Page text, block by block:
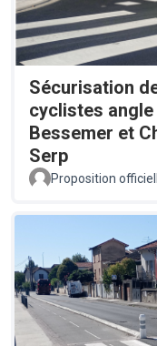
Sécurisation
cyclistes
Bessemer et
Serp
Proposition